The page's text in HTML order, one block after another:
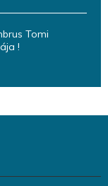
Tomi
!